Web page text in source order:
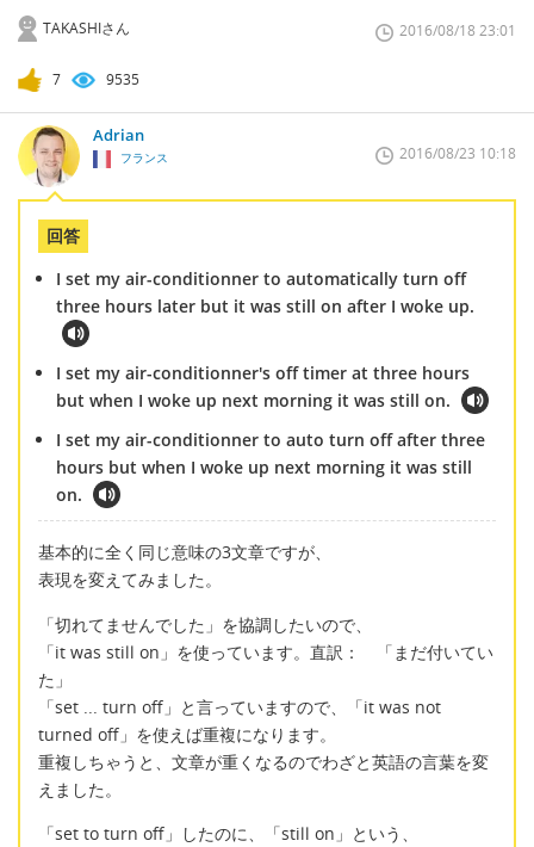
TAKASHIさん 2016/08/18 23:01
7 9535
Adrian
フランス 2016/08/23 10:18
回答
I set my air-conditionner to automatically turn off
three hours later but it was still on after I woke up.
I set my air-conditionner's off timer at three hours
but when I woke up next morning it was still on.
I set my air-conditionner to auto turn off after three
hours but when I woke up next morning it was still
on.
基本的に全く同じ意味の3文章ですが、
表現を変えてみました。
「切れてませんでした」を協調したいので、
「it was still on」を使っています。直訳： 「まだ付いてい
た」
「set ... turn off」と言っていますので、「it was not
turned off」を使えば重複になります。
重複しちゃうと、文章が重くなるのでわざと英語の言葉を変
えました。
「set to turn off」したのに、「still on」という、